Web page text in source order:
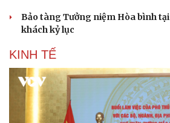
Bảo tàng Tưởng niệm Hòa bình
khách kỷ lục
KINH TẾ